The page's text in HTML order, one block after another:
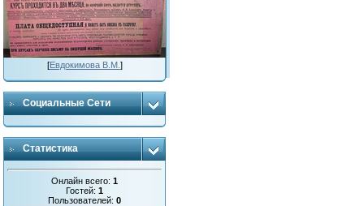
[Евдокимова В.М. ]
Социальные Сети
Статистика
Онлайн всего:1
Гостей:1
Пользователей:0